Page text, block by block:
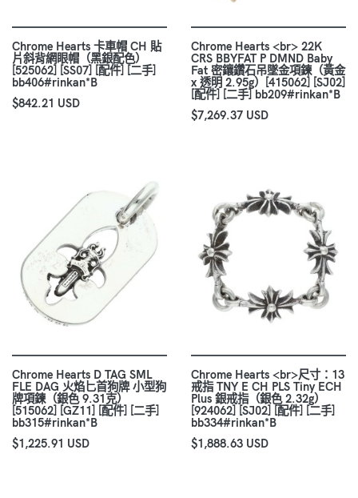
Chrome Hearts 卡車帽 CH 貼
片斜背網眼帽（黑銀配色）
[525062] [SS07] [配件] [二手]
bb406#rinkan*B
$842.21 USD
Chrome Hearts <br> 22K
CRS BBYFAT P DMND Baby
Fat 密鑲鑽石吊墜金項鍊（黃金
x 透明 2.95g）[415062] [SJ02]
[配件] [二手] bb209#rinkan*B
$7,269.37 USD
Chrome Hearts D TAG SML
FLE DAG 火焰匕首狗牌 小型狗
牌項鍊（銀色 9.31克）
[515062] [GZ11] [配件] [二手]
bb315#rinkan*B
$1,225.91 USD
Chrome Hearts <br>尺寸：13
戒指 TNY E CH PLS Tiny ECH
Plus 銀戒指（銀色 2.32g）
[924062] [SJ02] [配件] [二手]
bb334#rinkan*B
$1,888.63 USD